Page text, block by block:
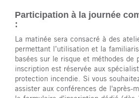
Participation à la journée
:
La matinée sera consacré à des
permettant l’utilisation et la
basées sur le risque et méthodes de
inscription est réservée aux
protection incendie. Si vous
assister aux conférences de l'après-